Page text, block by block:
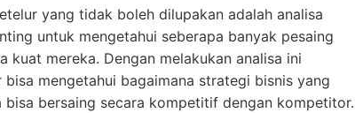
yang tidak boleh dilupakan adalah analisa
untuk mengetahui seberapa banyak pesaing
kuat mereka. Dengan melakukan analisa ini
mengetahui bagaimana strategi bisnis yang
bisa bersaing secara kompetitif dengan kompetitor.